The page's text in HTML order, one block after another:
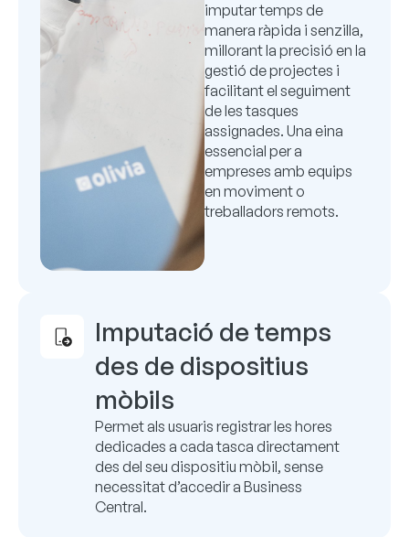
imputar temps de
manera ràpida i senzilla,
millorant la precisió en la
gestió de projectes i
facilitant el seguiment
de les tasques
assignades. Una eina
essencial per a
empreses amb equips
en moviment o
treballadors remots.
Imputació de temps
des de dispositius
mòbils
Permet als usuaris registrar les hores
dedicades a cada tasca directament
des del seu dispositiu mòbil, sense
necessitat d’accedir a Business
Central.